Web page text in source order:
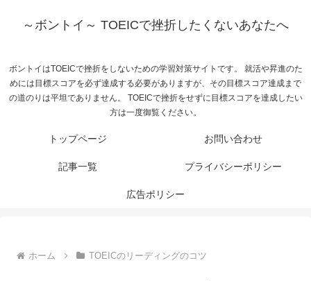
～ボントイ～ TOEICで挫折したくないあなたへ
ボントイはTOEICで挫折をしないための学習対策サイトです。 就活や昇進のた
めには目標スコアを必ず達成する必要がありますが、その目標スコア達成まで
の道のりは平坦でありません。 TOEICで挫折をせずに目標スコアを達成したい
方は一度御覧ください。
トップページ お問い合わせ
記事一覧 プライバシーポリシー
広告ポリシー
ホーム TOEICのリーディングのコツ